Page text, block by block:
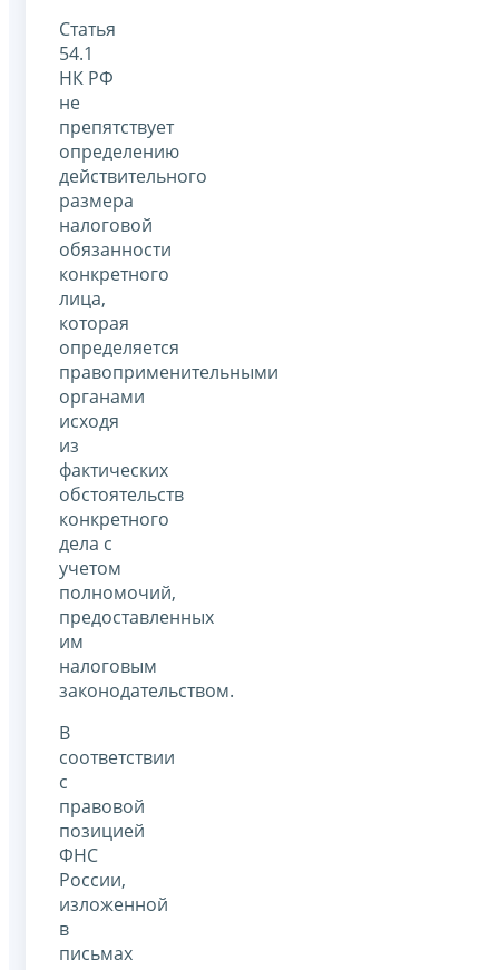
Статья
54.1
НК РФ
не
препятствует
определению
действительного
размера
налоговой
обязанности
конкретного
лица,
которая
определяется
правоприменительными
органами
исходя
из
фактических
обстоятельств
конкретного
дела с
учетом
полномочий,
предоставленных
им
налоговым
законодательством.
В
соответствии
с
правовой
позицией
ФНС
России,
изложенной
в
письмах